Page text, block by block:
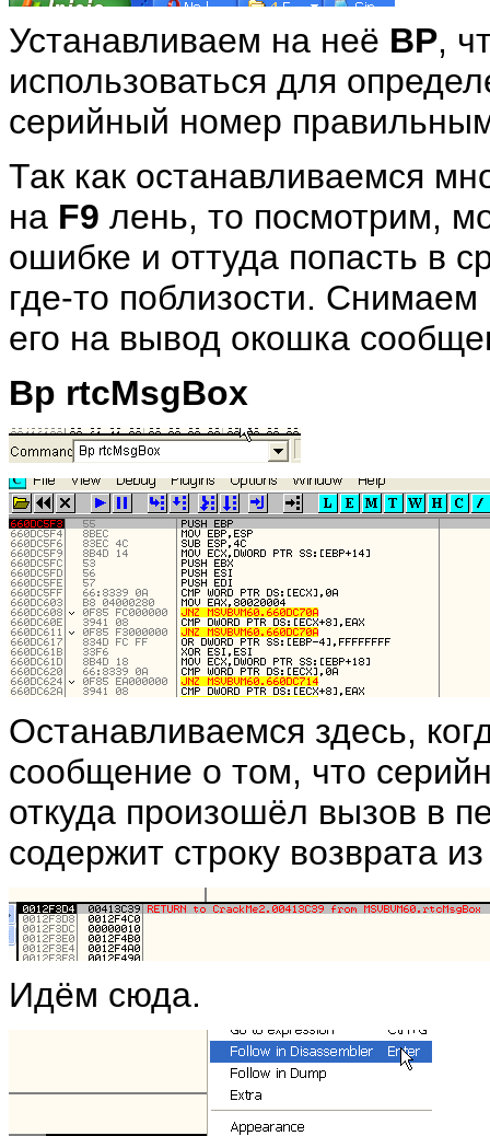
Устанавливаем на неё BP,
использоваться для
серийный номер
Так как останавливаемся
на F9 лень, то посмотрим,
ошибке и оттуда попасть в
где-то поблизости. Снимаем
его на вывод окошка
Bp rtcMsgBox
Останавливаемся здесь,
сообщение о том, что
откуда произошёл вызов в
содержит строку возврата
Идём сюда.